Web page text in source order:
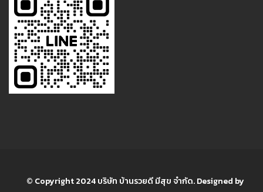
© Copyright 2024 บริษัท บ้านรวยดี มีสุข จำกัด. Designed by